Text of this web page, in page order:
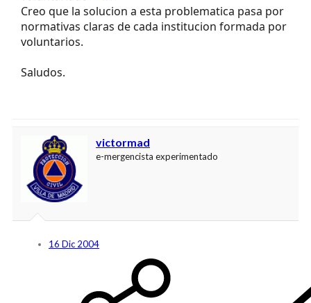
Creo que la solucion a esta problematica pasa por
normativas claras de cada institucion formada por
voluntarios.
Saludos.
victormad
e-mergencista experimentado
16 Dic 2004